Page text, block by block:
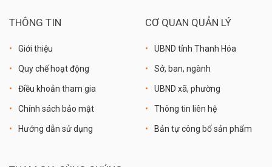
THÔNG TIN
Giới thiệu
Quy chế hoạt động
Điều khoản tham gia
Chính sách bảo mật
Hướng dẫn sử dụng
CƠ QUAN QUẢN LÝ
UBND tỉnh Thanh Hóa
Sở, ban, ngành
UBND xã, phường
Thông tin liên hệ
Bản tự công bố sản phẩm